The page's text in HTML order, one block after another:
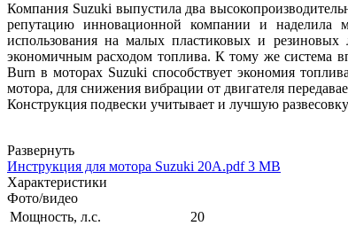
Компания Suzuki выпустила два
репутацию инновационной компании и наделила
использования на малых пластиковых и
экономичным расходом топлива. К тому же система
Burn в моторах Suzuki способствует экономия
мотора, для снижения вибрации от двигателя
Конструкция подвески учитывает и лучшую
Развернуть
Инструкция для мотора Suzuki 20A.pdf 3 MB
Характеристики
Фото/видео
Мощность, л.с.
20